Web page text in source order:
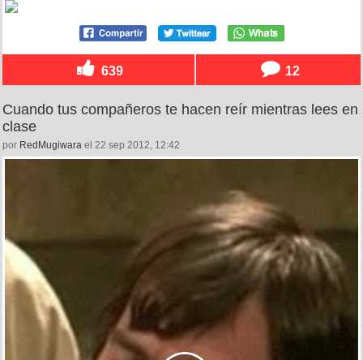
639 12
Cuando tus compañeros te hacen reír mientras lees en
clase
por RedMugiwara el 22 sep 2012, 12:42